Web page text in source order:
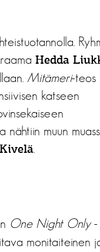
Hedda
Mitämeri-teos
katseen
nähtiin muun
One Night Only-
monitaiteinen